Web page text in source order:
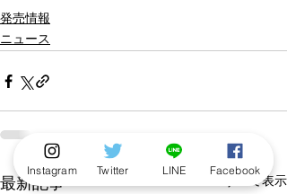
発売情報
ニュース
最新記事 すべて表示
Instagram Twitter LINE Facebook